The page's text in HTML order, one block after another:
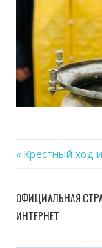
по
записям
Previous
Крестный ход
ОФИЦИАЛЬНАЯ
ИНТЕРНЕТ